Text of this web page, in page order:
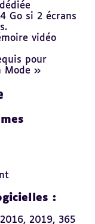
Go si 2 écrans
vidéo
pour
Mode »
:
2019, 365